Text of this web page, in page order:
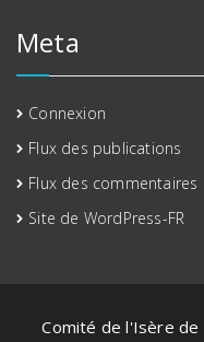
Meta
Connexion
Flux des publications
Flux des commentaires
Site de WordPress-FR
Comité de l'Isère de